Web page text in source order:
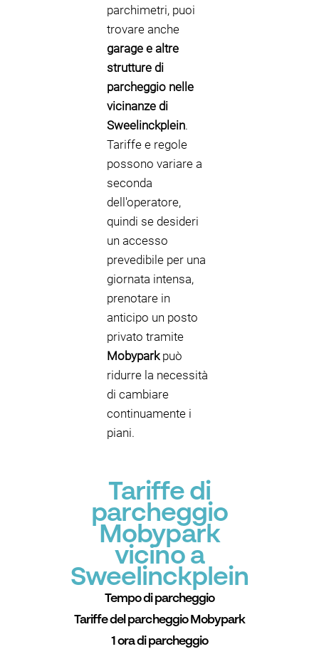
parchimetri, puoi
trovare anche
garage e altre
strutture di
parcheggio nelle
vicinanze di
Sweelinckplein.
Tariffe e regole
possono variare a
seconda
dell'operatore,
quindi se desideri
un accesso
prevedibile per una
giornata intensa,
prenotare in
anticipo un posto
privato tramite
Mobyparkpuò
ridurre la necessità
di cambiare
continuamente i
piani.
Tariffe di
parcheggio
Mobypark
vicino a
Sweelinckplein
Tempo di parcheggio
Tariffe del parcheggio Mobypark
1 ora di parcheggio